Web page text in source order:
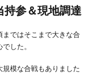
持参＆現地調達
ではそこまで大きな合
した。
模な合戦もありました